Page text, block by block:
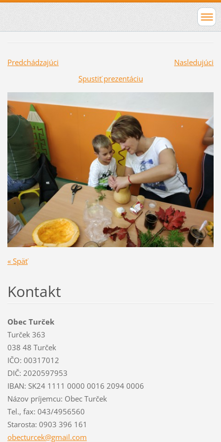
Predchádzajúci
Nasledujúci
Spustiť prezentáciu
« Späť
Kontakt
Obec Turček
Turček 363
038 48 Turček
IČO: 00317012
DIČ: 2020597953
IBAN: SK24 1111 0000 0016 2094 0006
Názov príjemcu: Obec Turček
Tel., fax: 043/4956560
Starosta: 0903 396 161
obecturcek@gmail.com